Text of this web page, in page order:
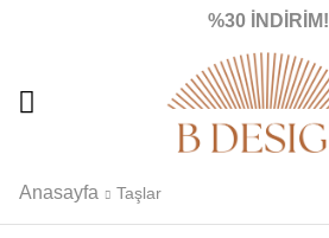
%30 İNDİRİM!
Anasayfa Taşlar